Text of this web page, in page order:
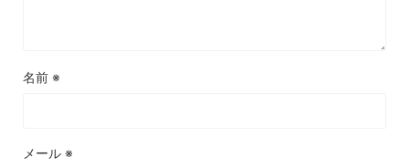
名前 ※
メール ※